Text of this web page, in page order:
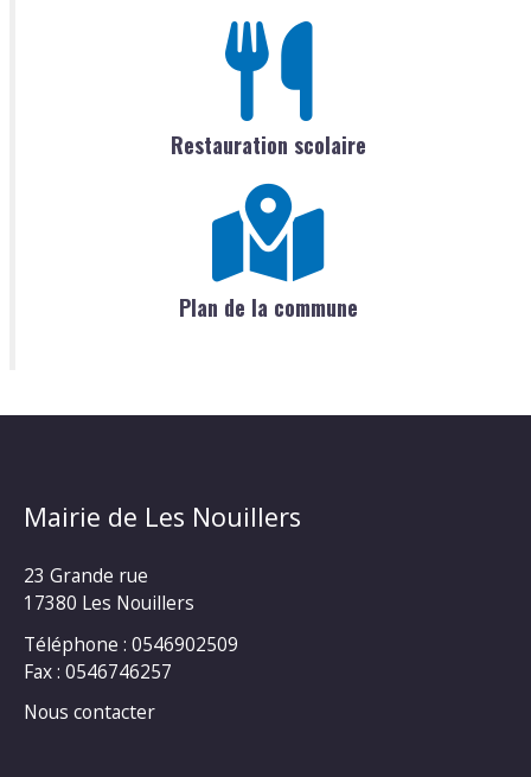
Restauration scolaire
Plan de la commune
Mairie de Les Nouillers
23 Grande rue
17380 Les Nouillers
Téléphone : 0546902509
Fax : 0546746257
Nous contacter